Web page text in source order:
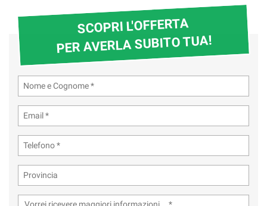
SCOPRI L'OFFERTA
PER AVERLA SUBITO TUA!